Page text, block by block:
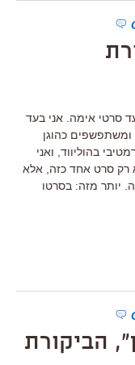
אני בעד. אני בעד סרטי אימה. אני בעד
ומשתפשפים כהוגן
בהוליווד, ואני
רק סרט אחד כזה, אלא
יותר מזה: בסרטו
הביקורת